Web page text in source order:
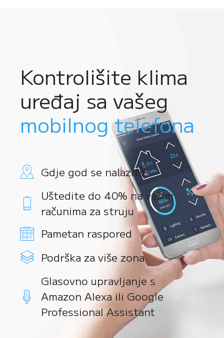
Kontrolišite klima
uređaj sa vašeg
mobilnog telefona
Gdje god se nalazite
Uštedite do 40% na vašim
računima za struju
Pametan raspored
Podrška za više zona
Glasovno upravljanje s
Amazon Alexa ili Google
Professional Assistant